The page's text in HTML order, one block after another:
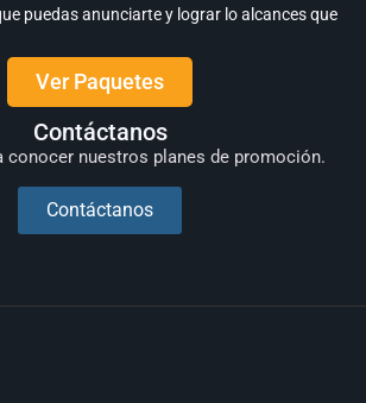
puedas anunciarte y lograr lo alcances que
Ver Paquetes
Contáctanos
conocer nuestros planes de promoción.
Contáctanos